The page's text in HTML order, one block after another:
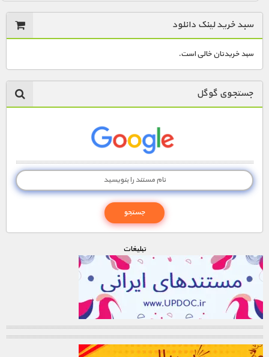
سبد خرید لینک دانلود
سبد خریدتان خالی است.
جستجوی گوگل
تبليغات